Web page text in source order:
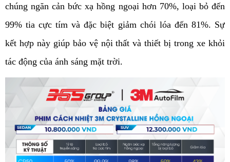
chúng ngăn cản bức xạ hồng ngoại hơn 70%, loại bỏ đến
99% tia cực tím và đặc biệt giảm chói lóa đến 81%. Sự
kết hợp này giúp bảo vệ nội thất và thiết bị trong xe khỏi
tác động của ánh sáng mặt trời.